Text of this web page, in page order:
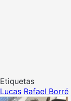
Etiquetas
Lucas Rafael Borré